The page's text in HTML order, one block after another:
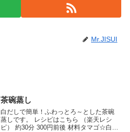
Mr.JISUI
茶碗蒸し
白だしで簡単！ふわっとろ～とした茶碗
蒸しです。 レシピはこちら （楽天レシ
ピ） 約30分 300円前後 材料タマゴ☆白だ